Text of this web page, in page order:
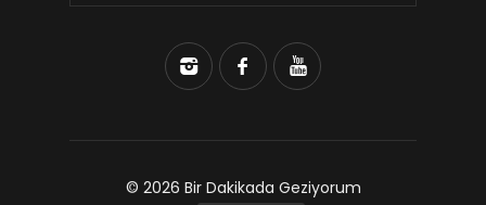
© 2026 Bir Dakikada Geziyorum